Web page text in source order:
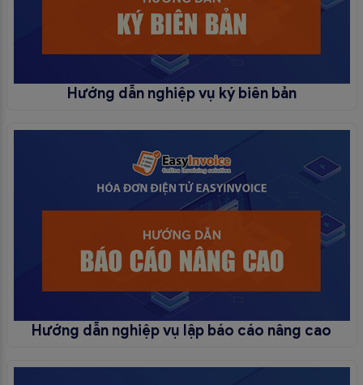
Hướng dẫn nghiệp vụ ký biên bản
Hướng dẫn nghiệp vụ lập báo cáo nâng cao